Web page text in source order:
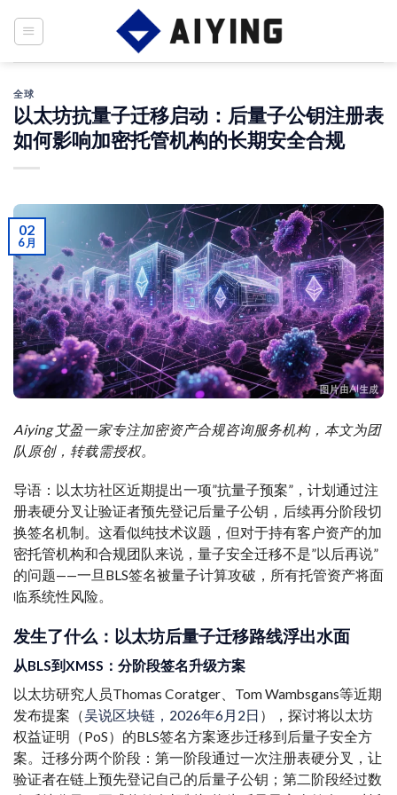
全球
以太坊抗量子迁移启动：后量子公钥注册表
如何影响加密托管机构的长期安全合规
02
6 月
Aiying 艾盈一家专注加密资产合规咨询服务机构，本文为团
队原创，转载需授权。
导语：以太坊社区近期提出一项”抗量子预案”，计划通过注
册表硬分叉让验证者预先登记后量子公钥，后续再分阶段切
换签名机制。这看似纯技术议题，但对于持有客户资产的加
密托管机构和合规团队来说，量子安全迁移不是”以后再说”
的问题——一旦BLS签名被量子计算攻破，所有托管资产将面
临系统性风险。
发生了什么：以太坊后量子迁移路线浮出水面
从BLS到XMSS：分阶段签名升级方案
以太坊研究人员Thomas Coratger、Tom Wambsgans等近期
发布提案（吴说区块链，2026年6月2日 ），探讨将以太坊
权益证明（PoS）的BLS签名方案逐步迁移到后量子安全方
案。迁移分两个阶段：第一阶段通过一次注册表硬分叉，让
验证者在链上预先登记自己的后量子公钥；第二阶段经过数